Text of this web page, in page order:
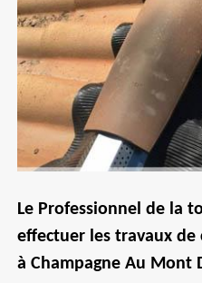
Le Professionnel de la
effectuer les travaux de
à Champagne Au Mont